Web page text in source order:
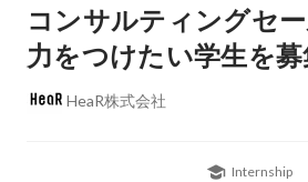
コンサルティングセ
力をつけたい学生を募
HeaR株式会社
Internship